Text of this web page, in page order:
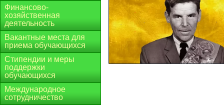
Финансово-
хозяйственная
деятельность
Вакантные места для
приема обучающихся
Стипендии и меры
поддержки
обучающихся
Международное
сотрудничество